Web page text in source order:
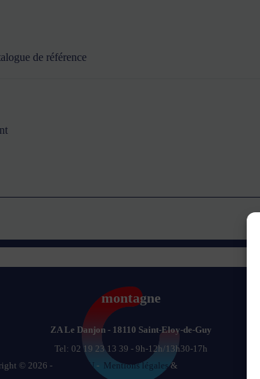
de référence
montagne
ZA Le Danjon - 18110 Saint-Eloy-de-Guy
Tel: 02 19 23 13 39 - 9h-12h/13h30-17h
© 2026 -
CGV CGU - Mentions légales&